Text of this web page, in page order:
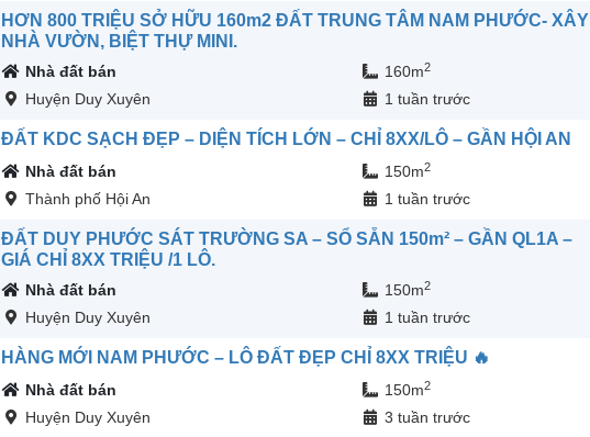
HƠN 800 TRIỆU SỞ HỮU 160m2 ĐẤT TRUNG TÂM NAM PHƯỚC- XÂY
NHÀ VƯỜN, BIỆT THỰ MINI.
Nhà đất bán 160m2
Huyện Duy Xuyên 1 tuần trước
ĐẤT KDC SẠCH ĐẸP – DIỆN TÍCH LỚN – CHỈ 8XX/LÔ – GẦN HỘI AN
Nhà đất bán
150m2
Thành phố Hội An 1 tuần trước
ĐẤT DUY PHƯỚC SÁT TRƯỜNG SA – SỔ SẴN 150m² – GẦN QL1A –
GIÁ CHỈ 8XX TRIỆU /1 LÔ.
Nhà đất bán 150m2
Huyện Duy Xuyên 1 tuần trước
HÀNG MỚI NAM PHƯỚC – LÔ ĐẤT ĐẸP CHỈ 8XX TRIỆU 🔥
Nhà đất bán
150m2
Huyện Duy Xuyên 3 tuần trước